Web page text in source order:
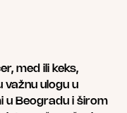
Опције
могу
бити
med ili keks,
važnu ulogu u
u Beogradu i širom